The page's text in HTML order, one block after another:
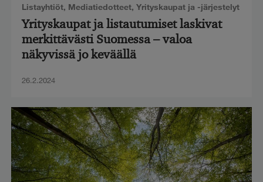
Listayhtiöt, Mediatiedotteet, Yrityskaupat ja -järjestelyt
Yrityskaupat ja listautumiset laskivat
merkittävästi Suomessa – valoa
näkyvissä jo keväällä
26.2.2024